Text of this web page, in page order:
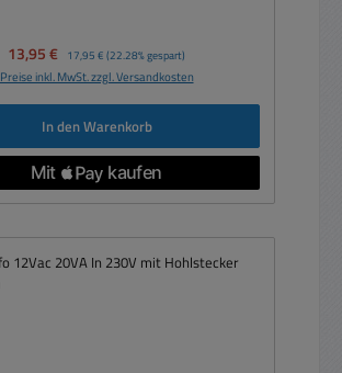
Verkaufspreis:
13,95 € Regulärer Preis:
17,95 € (22.28% gespart)
Preise inkl. MwSt. zzgl. Versandkosten
In den Warenkorb